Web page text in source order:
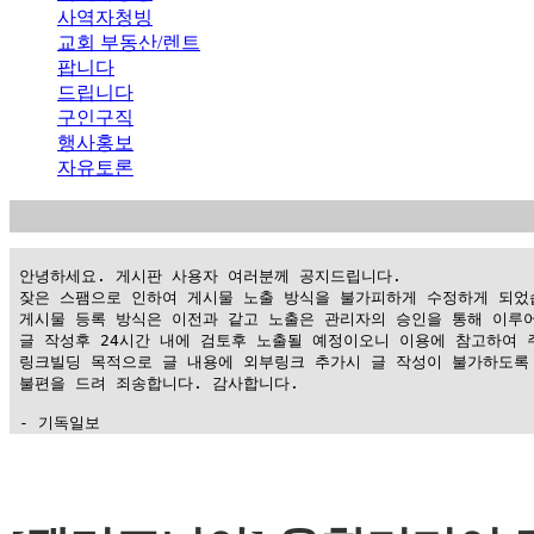
사역자청빙
교회 부동산/렌트
팝니다
드립니다
구인구직
행사홍보
자유토론
안녕하세요. 게시판 사용자 여러분께 공지드립니다.
잦은 스팸으로 인하여 게시물 노출 방식을 불가피하게 수정하게 되었
게시물 등록 방식은 이전과 같고 노출은 관리자의 승인을 통해 이루
글 작성후 24시간 내에 검토후 노출될 예정이오니 이용에 참고하여
링크빌딩 목적으로 글 내용에 외부링크 추가시 글 작성이 불가하도
불편을 드려 죄송합니다. 감사합니다.
- 기독일보